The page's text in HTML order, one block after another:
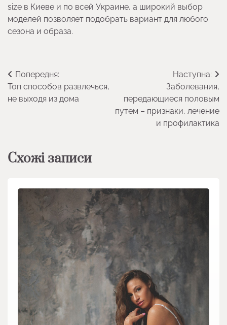
size в Киеве и по всей Украине, а широкий выбор
моделей позволяет подобрать вариант для любого
сезона и образа.
Навігація
записів
Попередня:
Топ способов развлечься,
не выходя из дома
Наступна:
Заболевания,
передающиеся половым
путем – признаки, лечение
и профилактика
Схожі записи